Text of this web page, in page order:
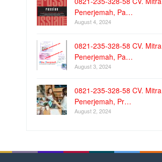
Penerjemah, Pa…
August 4, 2024
0821-235-328-58 CV. Mitra
Penerjemah, Pa…
August 3, 2024
0821-235-328-58 CV. Mitra
Penerjemah, Pr…
August 2, 2024